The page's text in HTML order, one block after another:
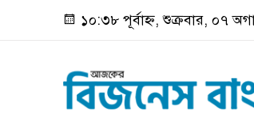
১০:৩৮ পূর্বাহ্ন, শুক্রবার, ০৭